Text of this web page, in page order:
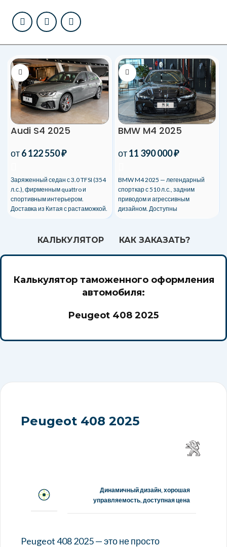
Audi S4 2025
от6 122 550₽
Заряженный седан с 3.0 TFSI (354
л.с.), фирменным quattro и
спортивным интерьером.
Доставка из Китая с растаможкой.
BMW M4 2025
от11 390 000₽
BMW M4 2025 — легендарный
спорткар с 510 л.с., задним
приводом и агрессивным
дизайном. Доступны
КАЛЬКУЛЯТОР КАК ЗАКАЗАТЬ?
Калькулятор таможенного оформления
автомобиля:
Peugeot 408 2025
Peugeot 408 2025
Динамичный дизайн, хорошая
управляемость, доступная цена
Peugeot 408 2025 — это не просто